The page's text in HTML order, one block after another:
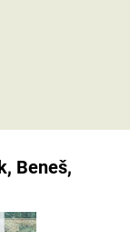
Beneš,